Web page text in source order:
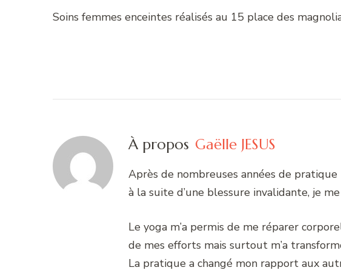
Soins femmes enceintes réalisés au 15 place des
À propos Gaëlle JESUS
Après de nombreuses années de
à la suite d’une blessure invalidante, je
Le yoga m’a permis de me réparer
de mes efforts mais surtout m’a
La pratique a changé mon rapport aux